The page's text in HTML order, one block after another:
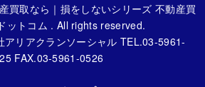
買取なら｜損をしないシリーズ 不動産買
ットコム . All rights reserved.
アリアクランソーシャル TEL.03-5961-
FAX.03-5961-0526